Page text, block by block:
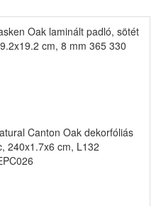
Oak laminált padló, sötét
cm, 8 mm 365 330
Canton Oak dekorfóliás
240x1.7x6 cm, L132